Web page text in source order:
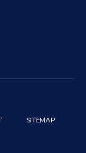
SITEMAP